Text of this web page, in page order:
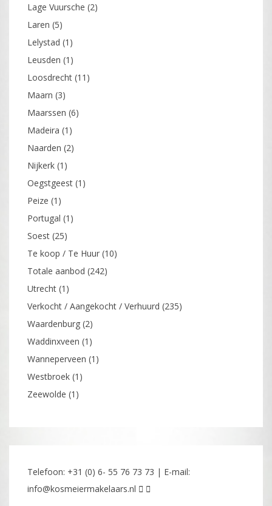
Lage Vuursche (2)
Laren (5)
Lelystad (1)
Leusden (1)
Loosdrecht (11)
Maarn (3)
Maarssen (6)
Madeira (1)
Naarden (2)
Nijkerk (1)
Oegstgeest (1)
Peize (1)
Portugal (1)
Soest (25)
Te koop / Te Huur (10)
Totale aanbod (242)
Utrecht (1)
Verkocht / Aangekocht / Verhuurd (235)
Waardenburg (2)
Waddinxveen (1)
Wanneperveen (1)
Westbroek (1)
Zeewolde (1)
Telefoon: +31 (0) 6- 55 76 73 73 | E-mail:
info@kosmeiermakelaars.nl